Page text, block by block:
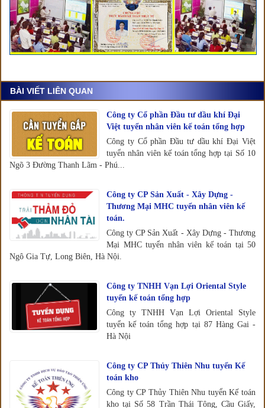
BÀI VIẾT LIÊN QUAN
Công ty Cổ phần Đầu tư dầu khí Đại
Việt tuyển nhân viên kế toán tổng hợp
Công ty Cổ phần Đầu tư dầu khí Đại Việt
tuyển nhân viên kế toán tổng hợp tại Số 10
Ngõ 3 Đường Thanh Lãm - Phú...
Công ty CP Sản Xuất - Xây Dựng -
Thương Mại MHC tuyển nhân viên kế
toán.
Công ty CP Sản Xuất - Xây Dựng - Thương
Mại MHC tuyển nhân viên kế toán tại 50
Ngô Gia Tự, Long Biên, Hà Nội.
Công ty TNHH Vạn Lợi Oriental Style
tuyển kế toán tổng hợp
Công ty TNHH Vạn Lợi Oriental Style
tuyển kế toán tổng hợp tại 87 Hàng Gai -
Hà Nội
Công ty CP Thủy Thiên Nhu tuyển Kế
toán kho
Công ty CP Thủy Thiên Nhu tuyển Kế toán
kho tại Số 58 Trần Thái Tông, Cầu Giấy,